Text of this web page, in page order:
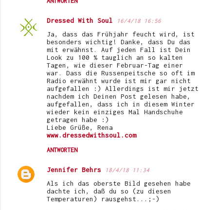
Dressed With Soul 16/4/18 16:56
Ja, dass das Frühjahr feucht wird, ist
besonders wichtig! Danke, dass Du das
mit erwähnst. Auf jeden Fall ist Dein
Look zu 100 % tauglich an so kalten
Tagen, wie dieser Februar-Tag einer
war. Dass die Russenpeitsche so oft im
Radio erwähnt wurde ist mir gar nicht
aufgefallen :) Allerdings ist mir jetzt
nachdem ich Deinen Post gelesen habe,
aufgefallen, dass ich in diesem Winter
wieder kein einziges Mal Handschuhe
getragen habe :)
Liebe Grüße, Rena
www.dressedwithsoul.com
ANTWORTEN
Jennifer Behrs 18/4/18 11:34
Als ich das oberste Bild gesehen habe
dachte ich, daß du so (zu diesen
Temperaturen) rausgehst...;-)